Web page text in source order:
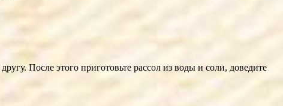
После этого приготовьте рассол из воды и соли, доведите